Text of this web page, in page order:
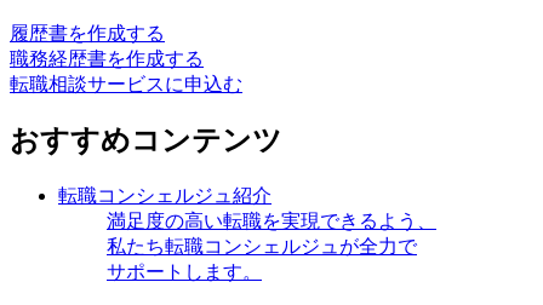
履歴書を作成する
職務経歴書を作成する
転職相談サービスに申込む
おすすめコンテンツ
転職コンシェルジュ紹介
満足度の高い転職を実現できるよう、
私たち転職コンシェルジュが全力で
サポートします。